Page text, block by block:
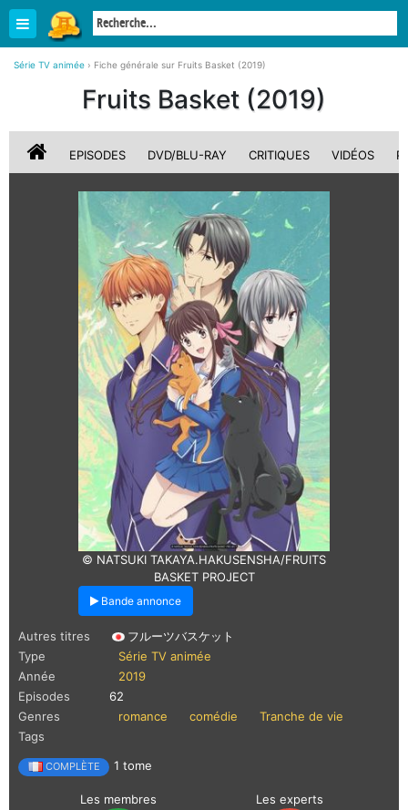
Série TV animée › Fiche générale sur Fruits Basket (2019)
Fruits Basket (2019)
EPISODES DVD/BLU-RAY CRITIQUES VIDÉOS
© NATSUKI TAKAYA.HAKUSENSHA/FRUITS
BASKET PROJECT
Bande annonce
Autres titres
フルーツバスケット
Type
Série TV animée
Année
2019
Episodes
62
Genres
romance comédie
Tranche de vie
Tags
COMPLÈTE 1 tome
Les membres Les experts